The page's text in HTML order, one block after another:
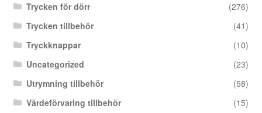
Trycken för dörr
(276)
Trycken tillbehör
(41)
Tryckknappar
(10)
Uncategorized
(23)
Utrymning tillbehör
(58)
Värdeförvaring tillbehör
(15)